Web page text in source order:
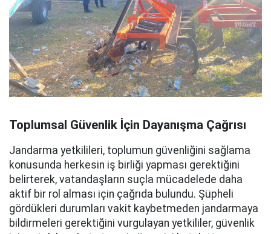
Toplumsal Güvenlik İçin Dayanışma Çağrısı
Jandarma yetkilileri, toplumun güvenliğini sağlama
konusunda herkesin iş birliği yapması gerektiğini
belirterek, vatandaşların suçla mücadelede daha
aktif bir rol alması için çağrıda bulundu. Şüpheli
gördükleri durumları vakit kaybetmeden jandarmaya
bildirmeleri gerektiğini vurgulayan yetkililer, güvenlik